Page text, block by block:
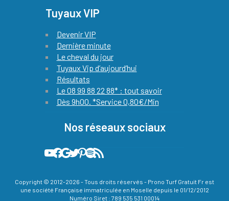
Tuyaux VIP
Devenir VIP
Dernière minute
Le cheval du jour
Tuyaux Vip d’aujourd’hui
Résultats
Le 08 99 88 22 88* : tout savoir
Dès 9h00. *Service 0,80€/Min
Nos réseaux sociaux
Notre chaine YouTube officielle avec le pronostic quinté de notre expert chaque jour
Quinté Plus PMU : notre compte Facebook officiel ! L'actualité du Quinté et des courses hippiques by prono turf gratuit sur Google actualités
Les meilleures infos hippiques sont relayées sur notre compte X (ex-twitter)
Sur Pinterest, vous découvrez les plus belle images liées à la passion des courses de chevaux
Podcast 100% Turf officiel de prono turf gratuit
Flux RSS de Prono Turf Gratuit
Copyright © 2012-2026 - Tous droits réservés - Prono Turf Gratuit Fr est
une société Française immatriculée en Moselle depuis le 01/12/2012
Numéro Siret : 789 535 531 00014